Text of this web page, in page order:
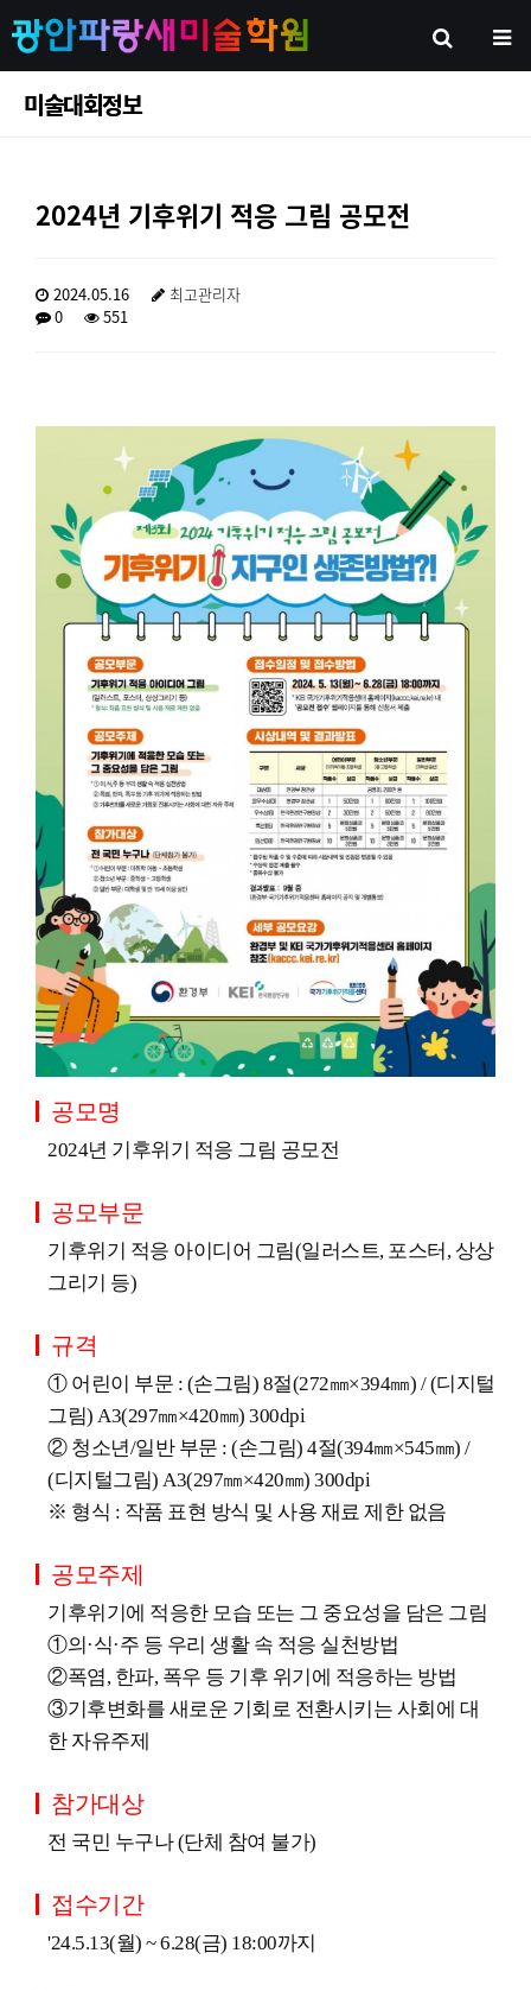
미술대회정보
2024년 기후위기 적응 그림 공모전
2024.05.16
최고관리자
0
551
공모명
2024년 기후위기 적응 그림 공모전
공모부문
기후위기 적응 아이디어 그림(일러스트, 포스터, 상상
그리기 등)
규격
① 어린이 부문 : (손그림) 8절(272㎜×394㎜) / (디지털
그림) A3(297㎜×420㎜) 300dpi
② 청소년/일반 부문 : (손그림) 4절(394㎜×545㎜) /
(디지털그림) A3(297㎜×420㎜) 300dpi
※ 형식 : 작품 표현 방식 및 사용 재료 제한 없음
공모주제
기후위기에 적응한 모습 또는 그 중요성을 담은 그림
①의·식·주 등 우리 생활 속 적응 실천방법
②폭염, 한파, 폭우 등 기후 위기에 적응하는 방법
③기후변화를 새로운 기회로 전환시키는 사회에 대
한 자유주제
참가대상
전 국민 누구나 (단체 참여 불가)
접수기간
'24.5.13(월) ~ 6.28(금) 18:00까지